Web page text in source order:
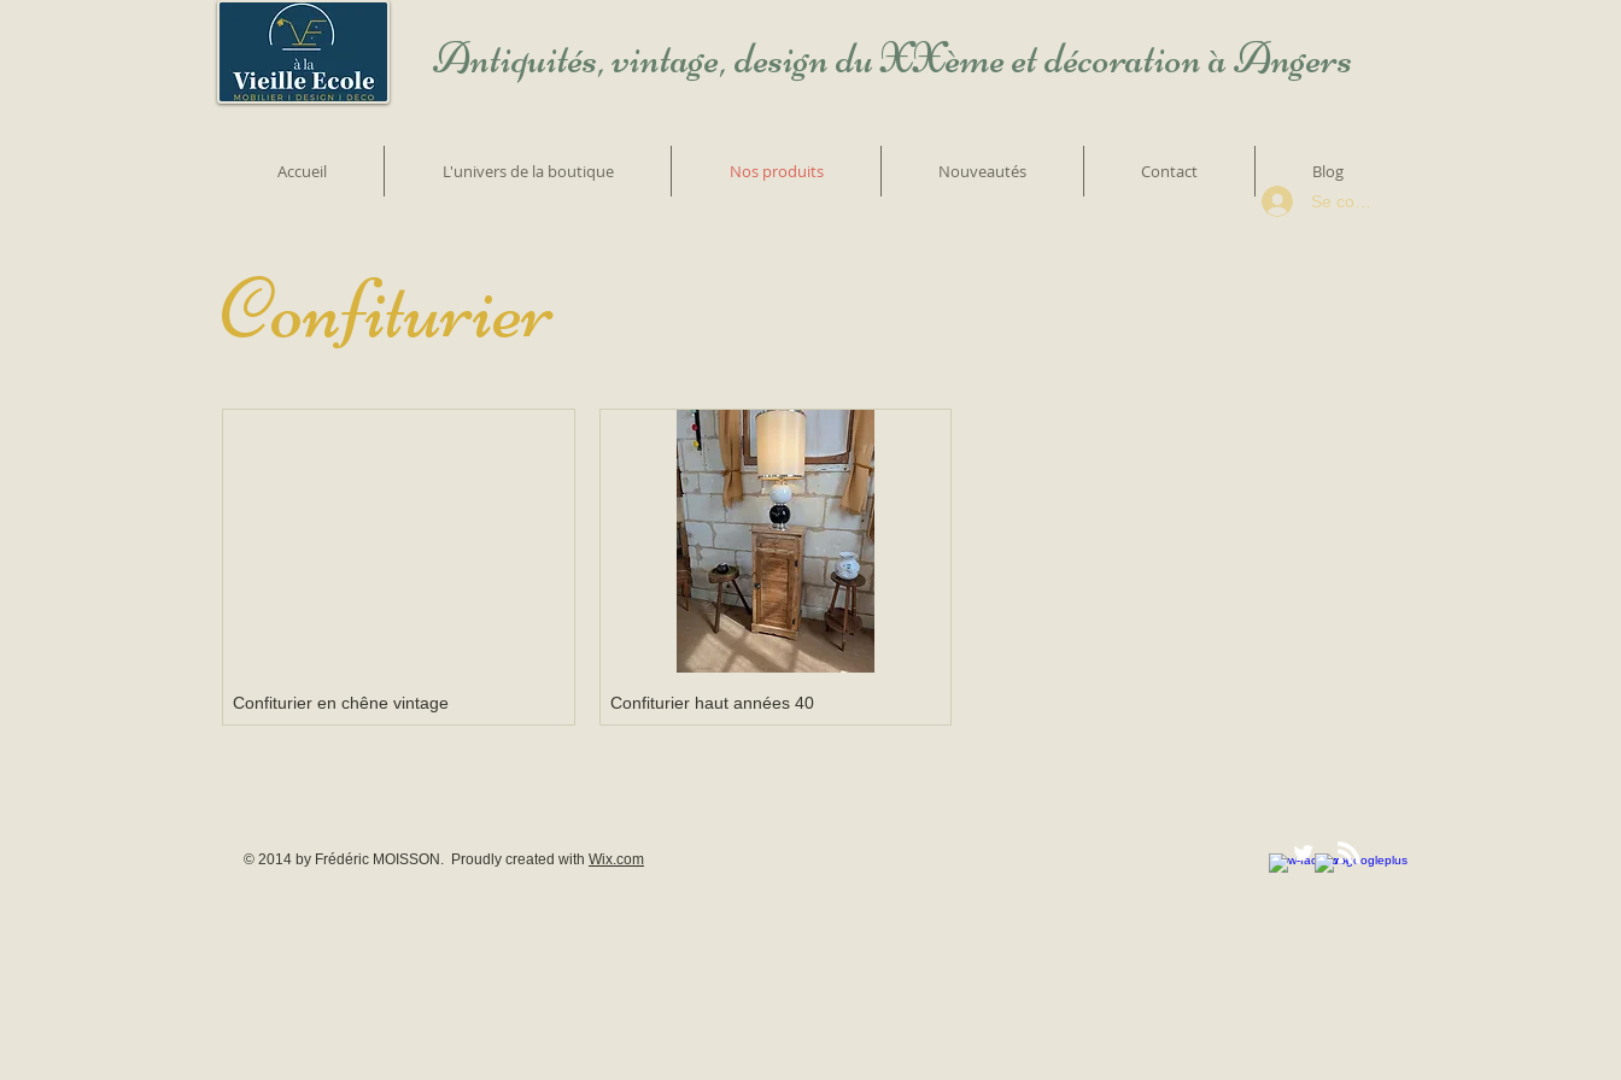
Antiquités, vintage, design du XXème et décoration à Angers
Se connecter
Accueil L'univers de la boutique Nos produits Nouveautés Contact Blog
Confiturier
Confiturier en chêne vintage Confiturier haut années 40
© 2014 by Frédéric MOISSON. Proudly created with Wix.com